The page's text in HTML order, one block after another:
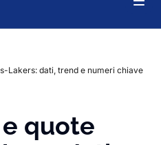
Lakers: dati, trend e numeri chiave
quote